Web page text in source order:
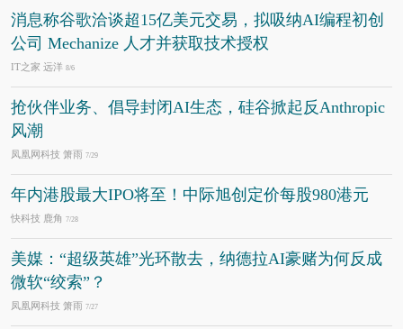
消息称谷歌洽谈超15亿美元交易，拟吸纳AI编程初创
公司 Mechanize 人才并获取技术授权
IT之家 远洋 8/6
抢伙伴业务、倡导封闭AI生态，硅谷掀起反Anthropic
风潮
凤凰网科技 箫雨 7/29
年内港股最大IPO将至！中际旭创定价每股980港元
快科技 鹿角 7/28
美媒：“超级英雄”光环散去，纳德拉AI豪赌为何反成
微软“绞索”？
凤凰网科技 箫雨 7/27